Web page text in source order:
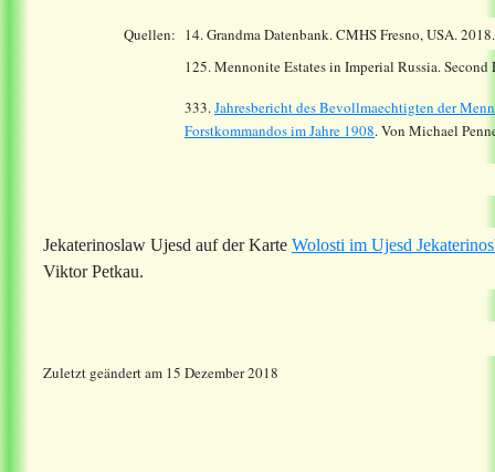
Quellen: 14.Grandma Datenbank. CMHS Fresno, USA.
125. Mennonite Estates in Imperial Russia.
333.Jahresbericht des Bevollmaechtigten der
Forstkommandos im Jahre 1908. Von Michael
Jekaterinoslaw Ujesd auf der Karte Wolosti im Ujesd
Viktor Petkau.
Zuletzt geändert am 15 Dezember 2018